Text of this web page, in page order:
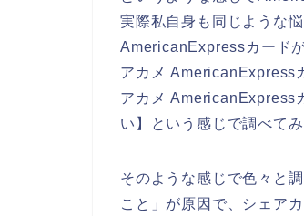
実際私自身も同じような
AmericanExpressカード
アカメ AmericanExpress
アカメ
い】という感じで調べてみ
そのような感じで色々と
こと」が原因で、シェア